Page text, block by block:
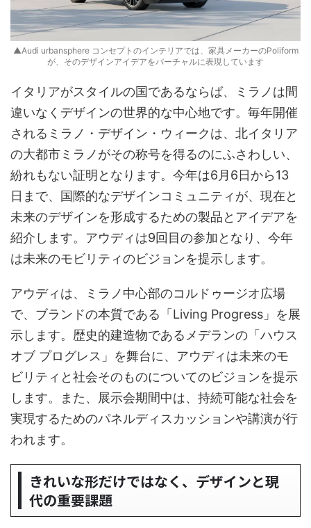
▲Audi urbansphere コンセプトのインテリアでは、家具メーカーのPoliform
が、そのデザインアイデアをバーチャルに表現しています
イタリアがスタイルの国であるならば、ミラノは間
違いなくデザインの世界的な中心地です。毎年開催
されるミラノ・デザイン・ウィークは、北イタリア
の大都市ミラノがその称号を得るのにふさわしい、
紛れもない証明となります。今年は6月6日から13
日まで、国際的なデザインコミュニティが、現在と
未来のデザインを形成するための製品とアイデアを
紹介します。アウディは9回目の参加となり、今年
は未来のモビリティのビジョンを提示します。
アウディは、ミラノ中心部のコルドゥージオ広場
で、ブランドの本質である「Living Progress」を展
示します。歴史的建造物であるメデランの「ハウス
オブ プログレス」を舞台に、アウディは未来のモ
ビリティと社会そのものについてのビジョンを提示
します。また、展示会期間中は、持続可能な社会を
実現するためのパネルディスカッションや講演が行
われます。
きれいな形だけではなく、デザインと現
代の重要課題